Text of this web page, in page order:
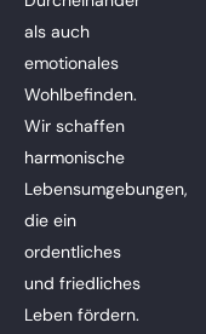
als auch
emotionales
Wohlbefinden.
Wir schaffen
harmonische
Lebensumgebungen,
die ein
ordentliches
und friedliches
Leben fördern.